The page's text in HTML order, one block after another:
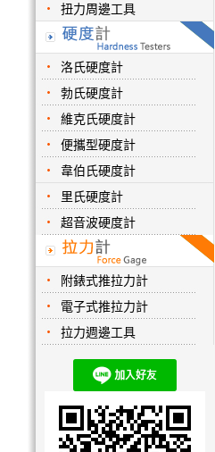
扭力周邊工具
洛氏硬度計
勃氏硬度計
維克氏硬度計
便攜型硬度計
韋伯氏硬度計
里氏硬度計
超音波硬度計
附錶式推拉力計
電子式推拉力計
拉力週邊工具